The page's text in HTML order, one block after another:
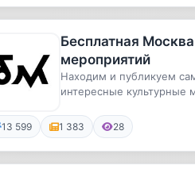
Бесплатная
мероприятий
Находим и публикуем
интересные культурные
минима...
13 599 1 383 28